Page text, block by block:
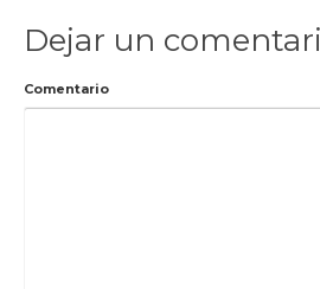
Dejar un
Comentario